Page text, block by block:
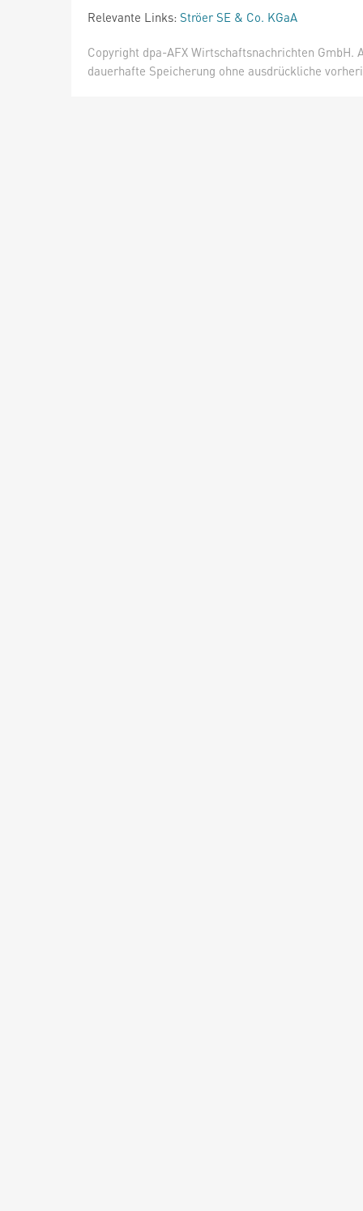
Relevante Links: Ströer SE & Co. KGaA
Copyright dpa-AFX Wirtschaftsnachrichten
dauerhafte Speicherung ohne ausdrückliche